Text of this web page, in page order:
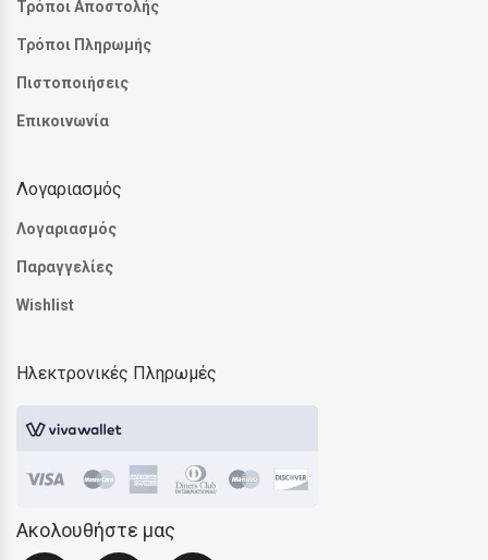
Τρόποι Αποστολής
Τρόποι Πληρωμής
Πιστοποιήσεις
Επικοινωνία
Λογαριασμός
Λογαριασμός
Παραγγελίες
Wishlist
Ηλεκτρονικές Πληρωμές
Ακολουθήστε μας